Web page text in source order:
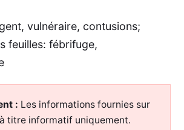
vulnéraire, contusions;
feuilles: fébrifuge,
: Les informations fournies sur
titre informatif uniquement.